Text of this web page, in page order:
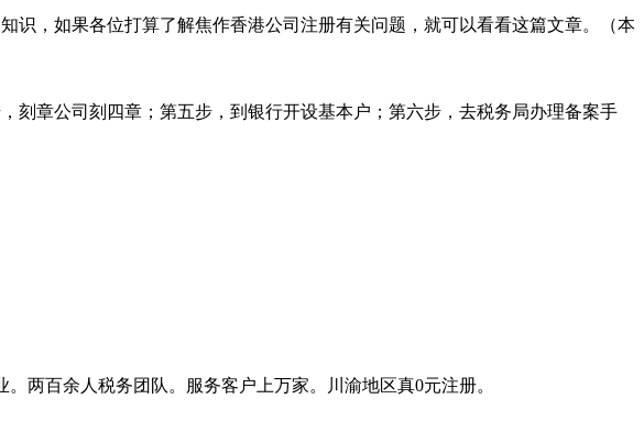
识，如果各位打算了解焦作香港公司注册有关问题，就可以看看这篇文章。（本
刻章公司刻四章；第五步，到银行开设基本户；第六步，去税务局办理备案手
两百余人税务团队。服务客户上万家。川渝地区真0元注册。